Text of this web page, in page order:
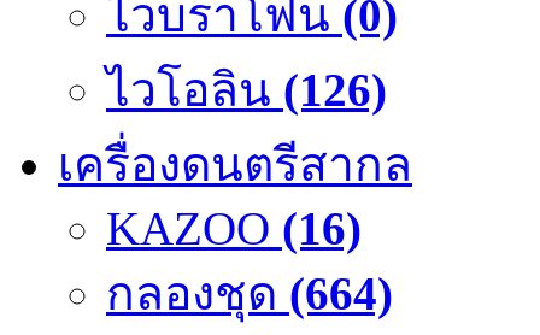
ไวบราโฟน (0)
ไวโอลิน (126)
เครื่องดนตรีสากล
KAZOO (16)
กลองชุด (664)